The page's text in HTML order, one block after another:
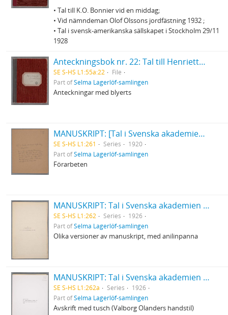
• Tal till K.O. Bonnier vid en middag;
• Vid nämndeman Olof Olssons jordfästning 1932 ;
• Tal i svensk-amerikanska sällskapet i Stockholm 29/11
1928
Anteckningsbok nr. 22: Tal till Henriette Coyet på Torup m.m.
SE S-HS L1:55a:22
File
Part ofSelma Lagerlöf-samlingen
Anteckningar med blyerts
MANUSKRIPT: [Tal i Svenska akademien 20/12 1920]
SE S-HS L1:261 Series
1920
Part ofSelma Lagerlöf-samlingen
Förarbeten
MANUSKRIPT: Tal i Svenska akademien 20 december 1926
SE S-HS L1:262 Series
1926
Part ofSelma Lagerlöf-samlingen
Olika versioner av manuskript, med anilinpanna
MANUSKRIPT: Tal i Svenska akademien 20 december 1926
SE S-HS L1:262a Series
1926
Part ofSelma Lagerlöf-samlingen
Avskrift med tusch (Valborg Olanders handstil)